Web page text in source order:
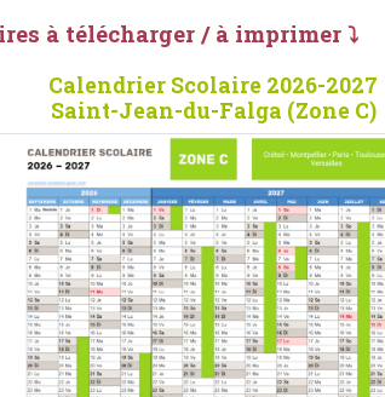
à télécharger / à imprimer ⤵
Calendrier Scolaire 2026-2027
Saint-Jean-du-Falga (Zone C)